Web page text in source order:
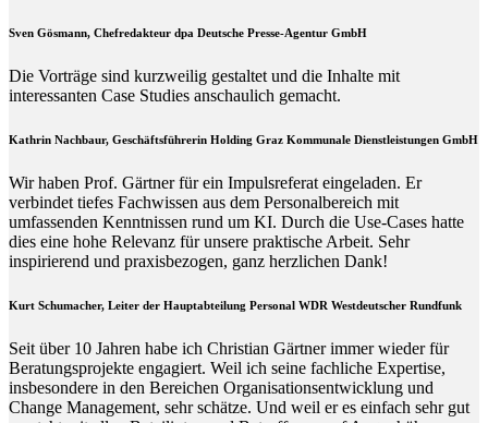
Sven Gösmann, Chefredakteur dpa Deutsche Presse-Agentur GmbH
Die Vorträge sind kurzweilig gestaltet und die Inhalte mit
interessanten Case Studies anschaulich gemacht.
Kathrin Nachbaur, Geschäftsführerin Holding Graz Kommunale Dienstleistungen GmbH
Wir haben Prof. Gärtner für ein Impulsreferat eingeladen. Er
verbindet tiefes Fachwissen aus dem Personalbereich mit
umfassenden Kenntnissen rund um KI. Durch die Use-Cases hatte
dies eine hohe Relevanz für unsere praktische Arbeit. Sehr
inspirierend und praxisbezogen, ganz herzlichen Dank!
Kurt Schumacher, Leiter der Hauptabteilung Personal WDR Westdeutscher Rundfunk
Seit über 10 Jahren habe ich Christian Gärtner immer wieder für
Beratungsprojekte engagiert. Weil ich seine fachliche Expertise,
insbesondere in den Bereichen Organisationsentwicklung und
Change Management, sehr schätze. Und weil er es einfach sehr gut